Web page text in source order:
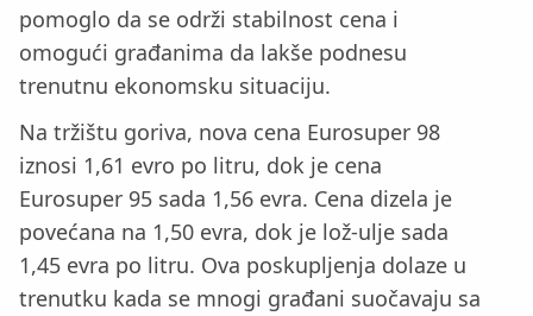
pomoglo da se održi stabilnost cena i
omogući građanima da lakše podnesu
trenutnu ekonomsku situaciju.
Na tržištu goriva, nova cena Eurosuper 98
iznosi 1,61 evro po litru, dok je cena
Eurosuper 95 sada 1,56 evra. Cena dizela je
povećana na 1,50 evra, dok je lož-ulje sada
1,45 evra po litru. Ova poskupljenja dolaze u
trenutku kada se mnogi građani suočavaju sa